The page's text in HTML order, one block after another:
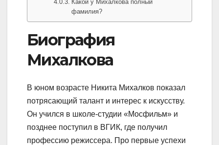
Какой у Михалкова полный
фамилия?
Биография
Михалкова
В юном возрасте Никита Михалков показал
потрясающий талант и интерес к искусству.
Он учился в школе-студии «Мосфильм» и
позднее поступил в ВГИК, где получил
профессию режиссера. Про первые успехи